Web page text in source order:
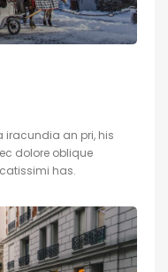
iracundia an pri, his
dolore oblique
has.